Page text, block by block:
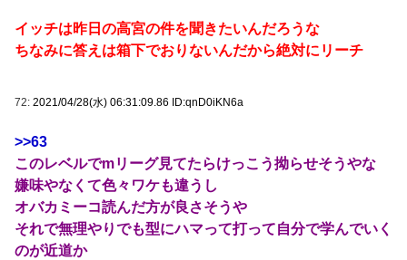
イッチは昨日の高宮の件を聞きたいんだろうな
ちなみに答えは箱下でおりないんだから絶対にリーチ
72: 2021/04/28(水) 06:31:09.86 ID:qnD0iKN6a
>>63
このレベルでmリーグ見てたらけっこう拗らせそうやな
嫌味やなくて色々ワケも違うし
オバカミーコ読んだ方が良さそうや
それで無理やりでも型にハマって打って自分で学んでいく
のが近道か